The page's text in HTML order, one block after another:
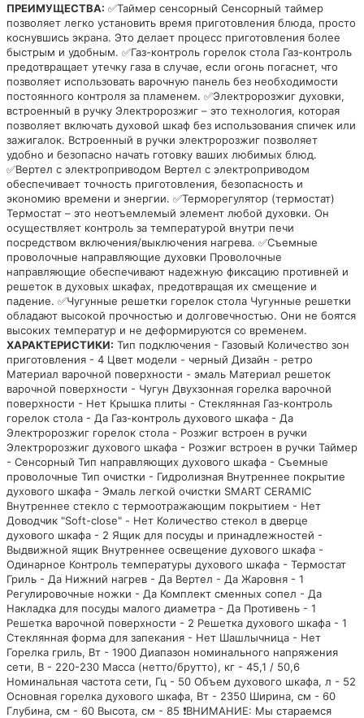
ПРЕИМУЩЕСТВА: ✅Таймер сенсорный Сенсорный таймер
позволяет легко установить время приготовления блюда, просто
коснувшись экрана. Это делает процесс приготовления более
быстрым и удобным. ✅Газ-контроль горелок стола Газ-контроль
предотвращает утечку газа в случае, если огонь погаснет, что
позволяет использовать варочную панель без необходимости
постоянного контроля за пламенем. ✅Электророзжиг духовки,
встроенный в ручку Электророзжиг – это технология, которая
позволяет включать духовой шкаф без использования спичек или
зажигалок. Встроенный в ручки электророзжиг позволяет
удобно и безопасно начать готовку ваших любимых блюд.
✅Вертел с электроприводом Вертел с электроприводом
обеспечивает точность приготовления, безопасность и
экономию времени и энергии. ✅Терморегулятор (термостат)
Термостат – это неотъемлемый элемент любой духовки. Он
осуществляет контроль за температурой внутри печи
посредством включения/выключения нагрева. ✅Съемные
проволочные направляющие духовки Проволочные
направляющие обеспечивают надежную фиксацию противней и
решеток в духовых шкафах, предотвращая их смещение и
падение. ✅Чугунные решетки горелок стола Чугунные решетки
обладают высокой прочностью и долговечностью. Они не боятся
высоких температур и не деформируются со временем.
ХАРАКТЕРИСТИКИ: Тип подключения - Газовый Количество зон
приготовления - 4 Цвет модели - черный Дизайн - ретро
Материал варочной поверхности - эмаль Материал решеток
варочной поверхности - Чугун Двухзонная горелка варочной
поверхности - Нет Крышка плиты - Стеклянная Газ-контроль
горелок стола - Да Газ-контроль духового шкафа - Да
Электророзжиг горелок стола - Розжиг встроен в ручки
Электророзжиг духового шкафа - Розжиг встроен в ручки Таймер
- Сенсорный Тип направляющих духового шкафа - Съемные
проволочные Тип очистки - Гидролизная Внутреннее покрытие
духового шкафа - Эмаль легкой очистки SMART CERAMIC
Внутреннее стекло с термоотражающим покрытием - Нет
Доводчик "Soft-close" - Нет Количество стекол в дверце
духового шкафа - 2 Ящик для посуды и принадлежностей -
Выдвижной ящик Внутреннее освещение духового шкафа -
Одинарное Контроль температуры духового шкафа - Термостат
Гриль - Да Нижний нагрев - Да Вертел - Да Жаровня - 1
Регулировочные ножки - Да Комплект сменных сопел - Да
Накладка для посуды малого диаметра - Да Противень - 1
Решетка варочной поверхности - 2 Решетка духового шкафа - 1
Стеклянная форма для запекания - Нет Шашлычница - Нет
Горелка гриль, Вт - 1900 Диапазон номинального напряжения
сети, В - 220-230 Масса (нетто/брутто), кг - 45,1 / 50,6
Номинальная частота сети, Гц - 50 Объем духового шкафа, л - 52
Основная горелка духового шкафа, Вт - 2350 Ширина, см - 60
Глубина, см - 60 Высота, см - 85 ❗ВНИМАНИЕ: Мы стараемся